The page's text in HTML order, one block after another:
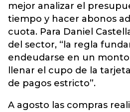
mejor analizar el
tiempo y hacer abonos
cuota. Para Daniel
del sector, “la regla
endeudarse en un
llenar el cupo de la
de pagos estricto”.
A agosto las compras